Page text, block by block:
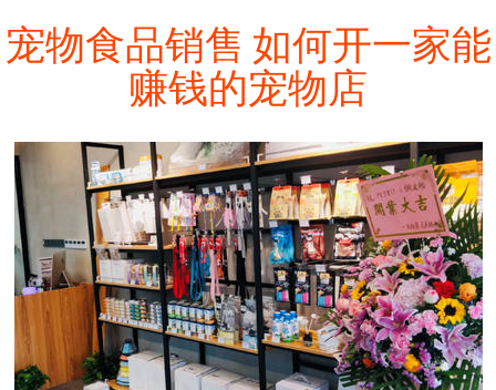
宠物食品销售 如何开一家能
赚钱的宠物店